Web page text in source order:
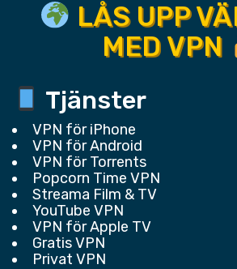
LÅS UPP
MED VPN
Tjänster
VPN för iPhone
VPN för Android
VPN för Torrents
Popcorn Time VPN
Streama Film & TV
YouTube VPN
VPN för Apple TV
Gratis VPN
Privat VPN